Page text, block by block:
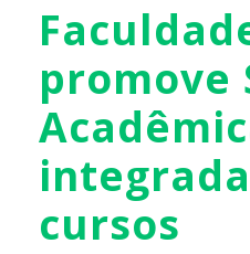
promove
cursos